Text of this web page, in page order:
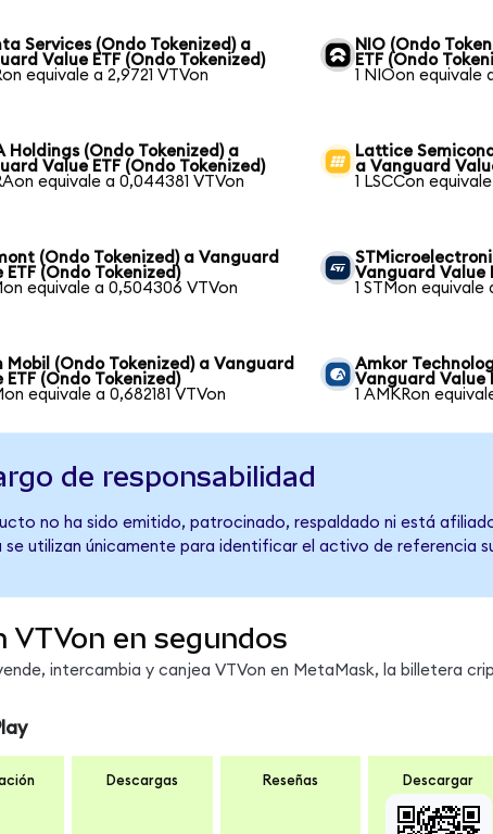
Services (Ondo Tokenized) a
Value ETF (Ondo Tokenized)
equivale a 2,9721 VTVon
NIO (Ondo
ETF (Ondo
1 NIOon equivale
Holdings (Ondo Tokenized) a
Value ETF (Ondo Tokenized)
equivale a 0,044381 VTVon
Lattice
a Vanguard
1 LSCCon
(Ondo Tokenized) a Vanguard
ETF (Ondo Tokenized)
equivale a 0,504306 VTVon
Vanguard Value
1 STMon equivale
Mobil (Ondo Tokenized) a Vanguard
ETF (Ondo Tokenized)
equivale a 0,682181 VTVon
Amkor
Vanguard Value
1 AMKRon
de responsabilidad
no ha sido emitido, patrocinado, respaldado ni está
se utilizan únicamente para identificar el activo de referencia
VTVon en segundos
intercambia y canjea VTVon en MetaMask, la billetera
Descargas Reseñas Descargar